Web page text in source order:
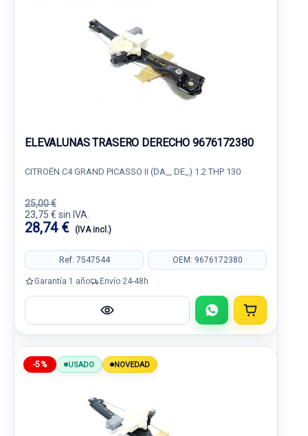
ELEVALUNAS TRASERO DERECHO 9676172380
CITROËN C4 GRAND PICASSO II (DA_, DE_) 1.2 THP 130
25,00 €
23,75 € sin IVA.
28,74 € (IVA incl.)
Ref: 7547544 OEM: 9676172380
Garantía 1 año Envío 24-48h
-5% USADO NOVEDAD